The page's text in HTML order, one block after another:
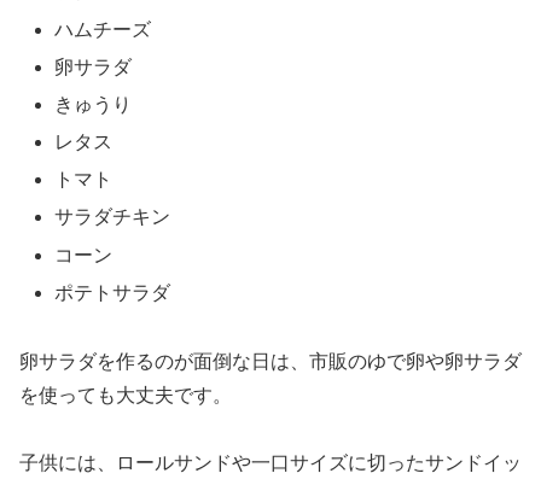
ハムチーズ
卵サラダ
きゅうり
レタス
トマト
サラダチキン
コーン
ポテトサラダ
卵サラダを作るのが面倒な日は、市販のゆで卵や卵サラダ
を使っても大丈夫です。
子供には、ロールサンドや一口サイズに切ったサンドイッ